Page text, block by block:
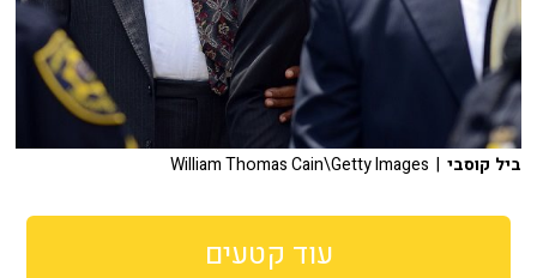
ביל קוסבי | William Thomas Cain\Getty Images
עוד קטעים